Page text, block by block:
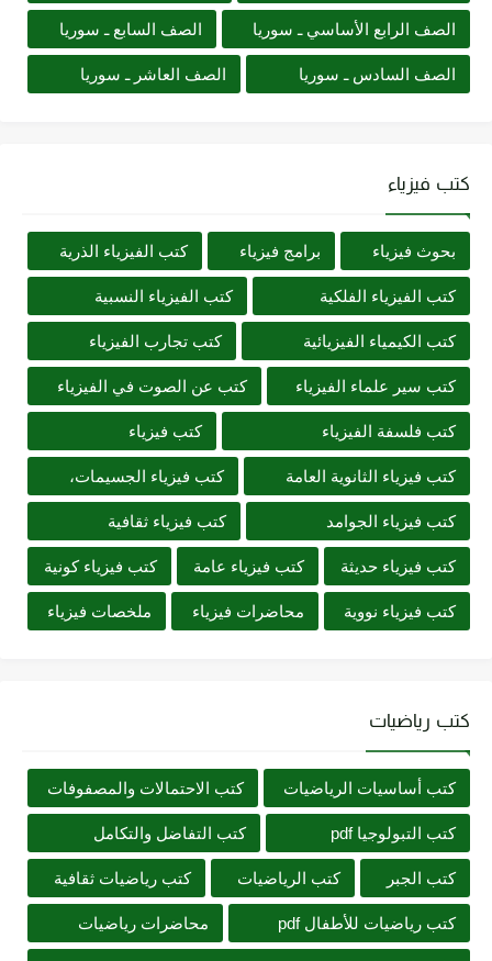
الصف الرابع الأساسي ـ سوريا الصف السابع ـ سوريا
الصف السادس ـ سوريا الصف العاشر ـ سوريا
كتب فيزياء
بحوث فيزياء برامج فيزياء كتب الفيزياء الذرية
كتب الفيزياء الفلكية كتب الفيزياء النسبية
كتب الكيمياء الفيزيائية كتب تجارب الفيزياء
كتب سير علماء الفيزياء كتب عن الصوت في الفيزياء
كتب فلسفة الفيزياء كتب فيزياء
كتب فيزياء الثانوية العامة كتب فيزياء الجسيمات،
كتب فيزياء الجوامد كتب فيزياء ثقافية
كتب فيزياء حديثة كتب فيزياء عامة كتب فيزياء كونية
كتب فيزياء نووية محاضرات فيزياء ملخصات فيزياء
كتب رياضيات
كتب أساسيات الرياضيات كتب الاحتمالات والمصفوفات
كتب التبولوجيا pdf كتب التفاضل والتكامل
كتب الجبر كتب الرياضيات كتب رياضيات ثقافية
كتب رياضيات للأطفال pdf محاضرات رياضيات